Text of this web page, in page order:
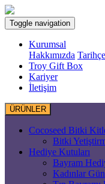
Toggle navigation
Kurumsal
Hakkımızda Tarihçe
Troy Gift Box
Kariyer
İletişim
ÜRÜNLER
Cocoseed Bitki
Bitki
Hediye Kutuları
Bayram
Kadınlar